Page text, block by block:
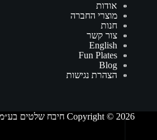
אודות
מוצרי החברה
חנות
צור קשר
English
Fun Plates
Blog
הצהרת נגישות
Copyright © 2026 חיבח שלטים בע״מ - ייצור, וייבוא של אביזרי רישוי ובטיחות לרכב ושילוט לכל מטרה